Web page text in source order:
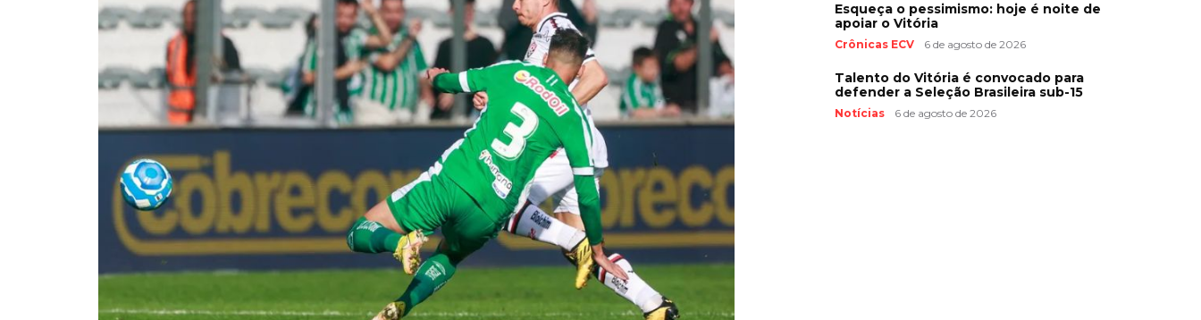
Esqueça o pessimismo: hoje é noite de
apoiar o Vitória
Crônicas ECV 6 de agosto de 2026
Talento do Vitória é convocado para
defender a Seleção Brasileira sub-15
Notícias 6 de agosto de 2026